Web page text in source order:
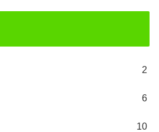
2
6
10